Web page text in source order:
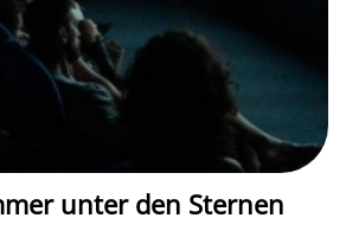
unter den Sternen